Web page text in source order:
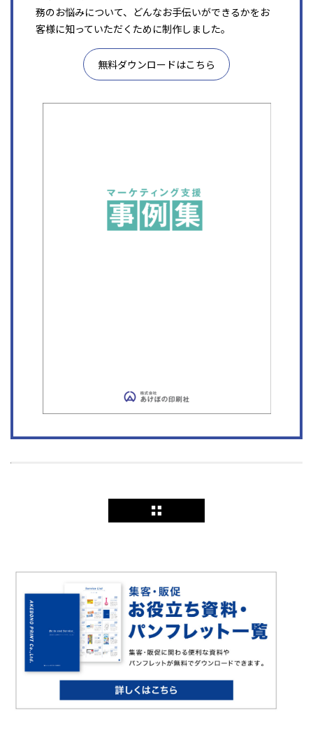
務のお悩みについて、どんなお手伝いができるかをお
客様に知っていただくために制作しました。
無料ダウンロードはこちら